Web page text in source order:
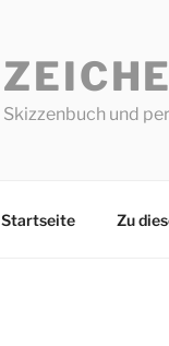
Skizzenbuch und
Startseite Zu